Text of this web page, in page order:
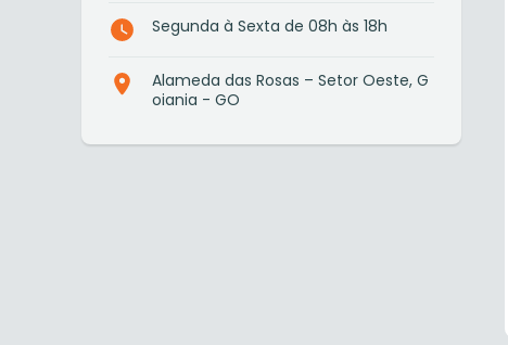
Segunda à Sexta de 08h às 18h
Alameda das Rosas – Setor Oeste, G
oiania - GO